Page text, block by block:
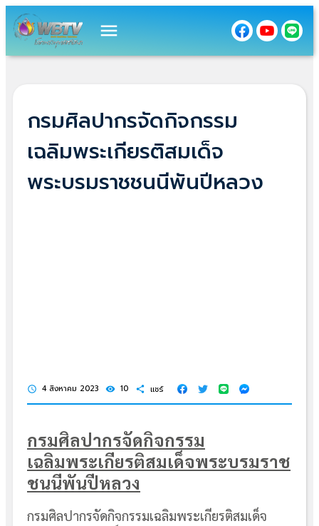
menu
กรมศิลปากรจัดกิจกรรม
เฉลิมพระเกียรติสมเด็จ
พระบรมราชชนนีพันปีหลวง
schedule 4 สิงหาคม 2023 visibility 10 share แชร์
กรมศิลปากรจัดกิจกรรม
เฉลิมพระเกียรติสมเด็จพระบรมราช
ชนนีพันปีหลวง
กรมศิลปากรจัดกิจกรรมเฉลิมพระเกียรติสมเด็จ